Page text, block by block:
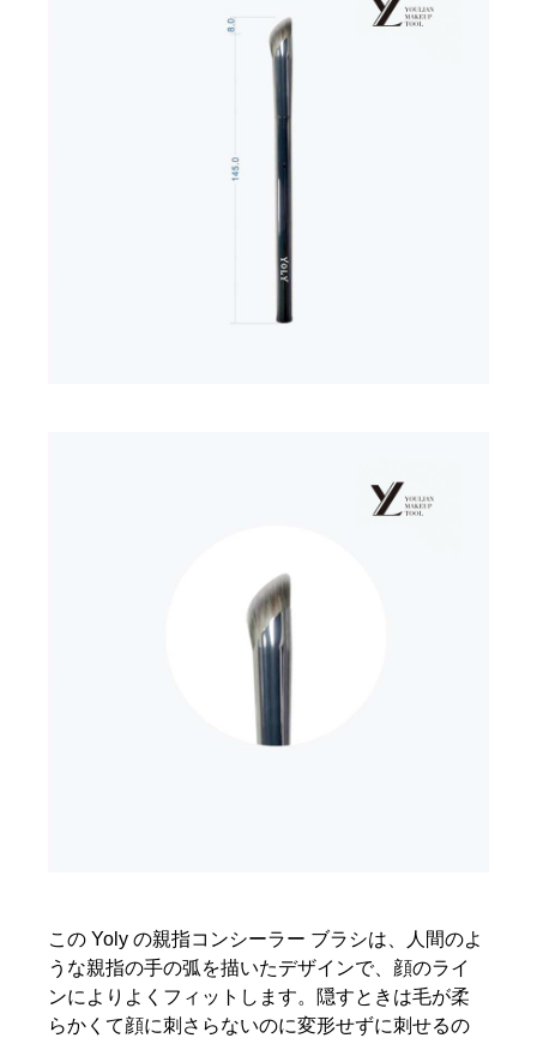
この Yoly の親指コンシーラー ブラシは、人間のよ
うな親指の手の弧を描いたデザインで、顔のライ
ンによりよくフィットします。隠すときは毛が柔
らかくて顔に刺さらないのに変形せずに刺せるの